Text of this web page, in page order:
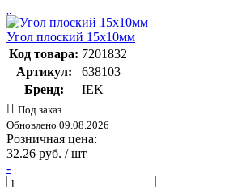
Угол плоский 15x10мм
Код товара: 7201832
Артикул:
638103
Бренд:
IEK
Под заказ
Обновлено 09.08.2026
Розничная цена:
32.26 руб. / шт
-